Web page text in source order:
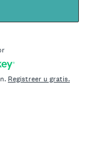
Registreer u gratis.